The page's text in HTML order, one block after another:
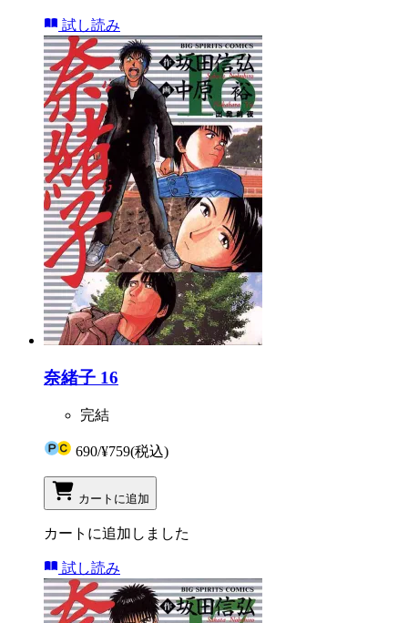
試し読み
奈緒子 16
完結
690/¥759(税込)
カートに追加
カートに追加しました
試し読み